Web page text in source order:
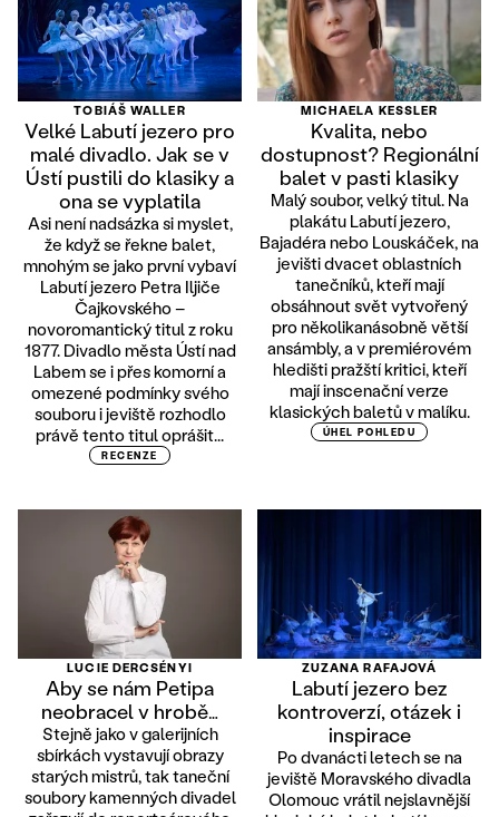
TOBIÁŠ WALLER
Velké Labutí jezero pro
malé divadlo. Jak se v
Ústí pustili do klasiky a
ona se vyplatila
Asi není nadsázka si myslet,
že když se řekne balet,
mnohým se jako první vybaví
Labutí jezero Petra Iljiče
Čajkovského –
novoromantický titul z roku
1877. Divadlo města Ústí nad
Labem se i přes komorní a
omezené podmínky svého
souboru i jeviště rozhodlo
právě tento titul oprášit...
RECENZE
MICHAELA KESSLER
Kvalita, nebo
dostupnost? Regionální
balet v pasti klasiky
Malý soubor, velký titul. Na
plakátu Labutí jezero,
Bajadéra nebo Louskáček, na
jevišti dvacet oblastních
tanečníků, kteří mají
obsáhnout svět vytvořený
pro několikanásobně větší
ansámbly, a v premiérovém
hledišti pražští kritici, kteří
mají inscenační verze
klasických baletů v malíku.
ÚHEL POHLEDU
LUCIE DERCSÉNYI
Aby se nám Petipa
neobracel v hrobě…
Stejně jako v galerijních
sbírkách vystavují obrazy
starých mistrů, tak taneční
soubory kamenných divadel
ZUZANA RAFAJOVÁ
Labutí jezero bez
kontroverzí, otázek i
inspirace
Po dvanácti letech se na
jeviště Moravského divadla
Olomouc vrátil nejslavnější